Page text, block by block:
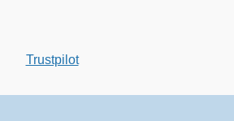
Trustpilot